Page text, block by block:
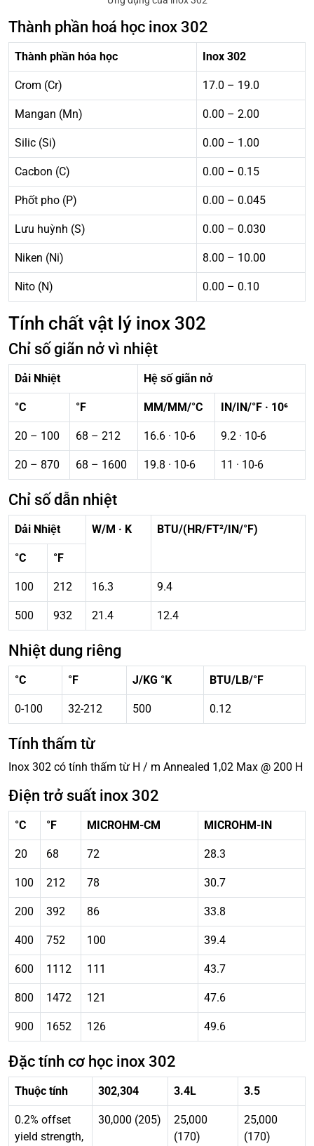
Thành phần hoá học inox 302
Thành phần hóa học Inox 302
Crom (Cr) 17.0 – 19.0
Mangan (Mn) 0.00 – 2.00
Silic (Si) 0.00 – 1.00
Cacbon (C) 0.00 – 0.15
Phốt pho (P) 0.00 – 0.045
Lưu huỳnh (S) 0.00 – 0.030
Niken (Ni) 8.00 – 10.00
Nito (N) 0.00 – 0.10
Tính chất vật lý inox 302
Chỉ số giãn nở vì nhiệt
Dải Nhiệt Hệ số giãn nở
°C °F MM/MM/°C IN/IN/°F · 10⁶
20 – 100 68 – 212 16.6 · 10-6 9.2 · 10-6
20 – 870 68 – 1600 19.8 · 10-6 11 · 10-6
Chỉ số dẫn nhiệt
Dải Nhiệt W/M · K BTU/(HR/FT²/IN/°F)
°C °F
100 212 16.3 9.4
500 932 21.4 12.4
Nhiệt dung riêng
°C °F J/KG °K BTU/LB/°F
0-100 32-212 500 0.12
Tính thấm từ
Inox 302 có tính thấm từ H / m Annealed 1,02 Max @ 200 H
Điện trở suất inox 302
°C °F MICROHM-CM MICROHM-IN
20 68 72 28.3
100 212 78 30.7
200 392 86 33.8
400 752 100 39.4
600 1112 111 43.7
800 1472 121 47.6
900 1652 126 49.6
Đặc tính cơ học inox 302
Thuộc tính 302,304 3.4L 3.5
0.2% offset
yield strength,
30,000 (205)
25,000
(170)
25,000
(170)